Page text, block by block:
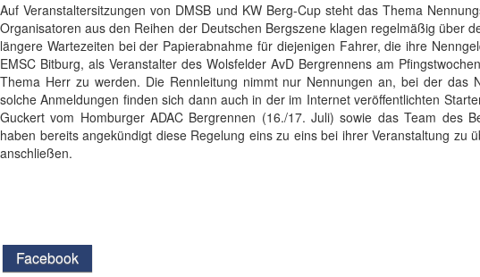
Auf Veranstaltersitzungen von DMSB und KW Berg-Cup steht das Thema
Organisatoren aus den Reihen der Deutschen Bergszene klagen regelmäßig über
längere Wartezeiten bei der Papierabnahme für diejenigen Fahrer, die ihre
EMSC Bitburg, als Veranstalter des Wolsfelder AvD Bergrennens am
Thema Herr zu werden. Die Rennleitung nimmt nur Nennungen an, bei der das
solche Anmeldungen finden sich dann auch in der im Internet veröffentlichten
Guckert vom Homburger ADAC Bergrennen (16./17. Juli) sowie das Team des
haben bereits angekündigt diese Regelung eins zu eins bei ihrer Veranstaltung
anschließen.
Facebook